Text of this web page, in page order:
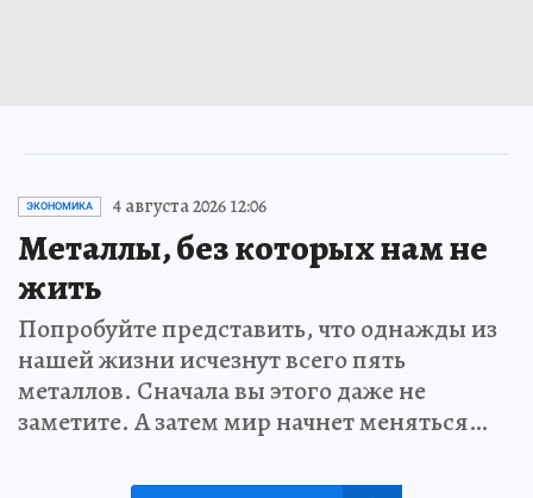
ЭКОНОМИКА 4 августа 2026 12:06
Металлы, без которых нам не
жить
Попробуйте представить, что однажды из
нашей жизни исчезнут всего пять
металлов. Сначала вы этого даже не
заметите. А затем мир начнет меняться…